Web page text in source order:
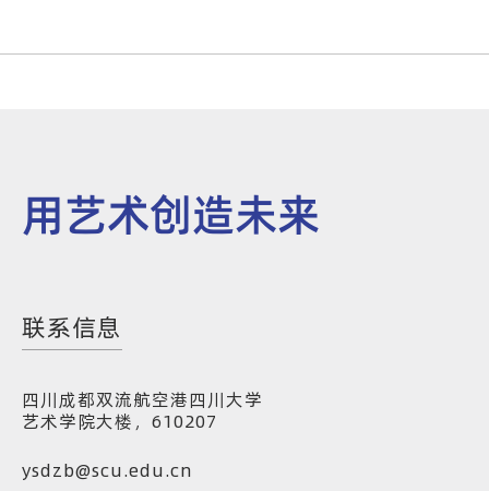
用艺术创造未来
联系信息
四川成都双流航空港四川大学
艺术学院大楼，610207
ysdzb@scu.edu.cn